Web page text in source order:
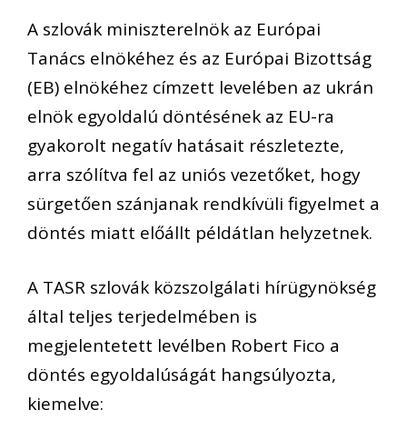
A szlovák miniszterelnök az Európai
Tanács elnökéhez és az Európai Bizottság
(EB) elnökéhez címzett levelében az ukrán
elnök egyoldalú döntésének az EU-ra
gyakorolt negatív hatásait részletezte,
arra szólítva fel az uniós vezetőket, hogy
sürgetően szánjanak rendkívüli figyelmet a
döntés miatt előállt példátlan helyzetnek.
A TASR szlovák közszolgálati hírügynökség
által teljes terjedelmében is
megjelentetett levélben Robert Fico a
döntés egyoldalúságát hangsúlyozta,
kiemelve: